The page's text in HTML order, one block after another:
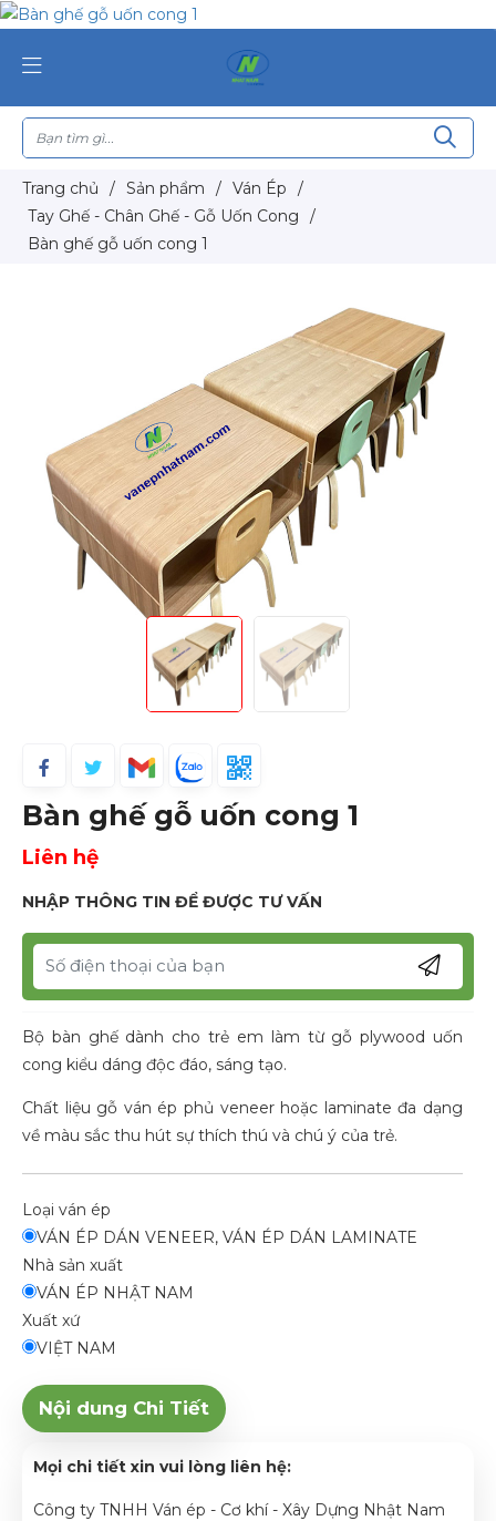
Trang chủ / Sản phẩm / Ván Ép
/
Tay Ghế - Chân Ghế - Gỗ Uốn Cong
/
Bàn ghế gỗ uốn cong 1
Bàn ghế gỗ uốn cong 1
Liên hệ
NHẬP THÔNG TIN ĐỂ ĐƯỢC TƯ VẤN
Bộ bàn ghế dành cho trẻ em làm từ gỗ plywood uốn
cong kiểu dáng độc đáo, sáng tạo.
Chất liệu gỗ ván ép phủ veneer hoặc laminate đa dạng
về màu sắc thu hút sự thích thú và chú ý của trẻ.
Loại ván ép
VÁN ÉP DÁN VENEER, VÁN ÉP DÁN LAMINATE
Nhà sản xuất
VÁN ÉP NHẬT NAM
Xuất xứ
VIỆT NAM
Nội dung Chi Tiết
Mọi chi tiết xin vui lòng liên hệ:
Công ty TNHH Ván ép - Cơ khí - Xây Dựng Nhật Nam